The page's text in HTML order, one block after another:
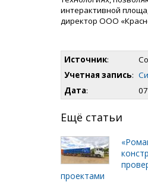
интерактивной
директор ООО
Источник:
Учетная запись:
Дата:
Ещё статьи
проектами